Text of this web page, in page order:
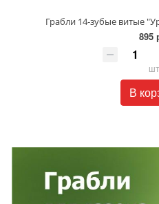
Грабли 14-зубые витые
895
шт
В